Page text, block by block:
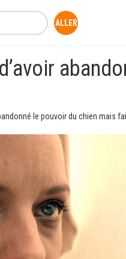
le pouvoir du chien mais